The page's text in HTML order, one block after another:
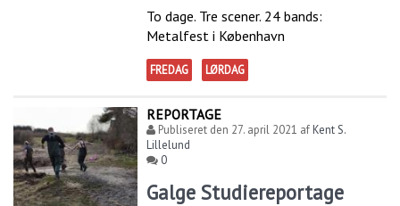
To dage. Tre scener. 24 bands:
Metalfest i København
FREDAG LØRDAG
REPORTAGE
Publiseret den 27. april 2021 afKent S.
Lillelund
0
Galge Studiereportage